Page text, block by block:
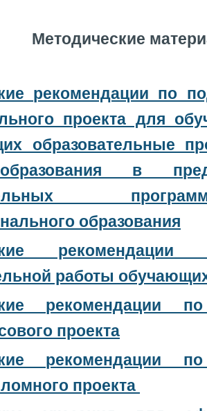
Методические
рекомендации по
проекта для
образовательные
в
образования
рекомендации
работы
рекомендации
проекта
рекомендации
проекта